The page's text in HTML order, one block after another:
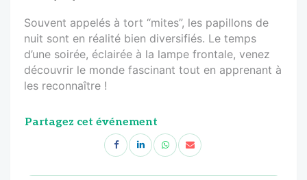
Souvent appelés à tort “mites”, les papillons de
nuit sont en réalité bien diversifiés. Le temps
d’une soirée, éclairée à la lampe frontale, venez
découvrir le monde fascinant tout en apprenant à
les reconnaître !
Partagez cet événement